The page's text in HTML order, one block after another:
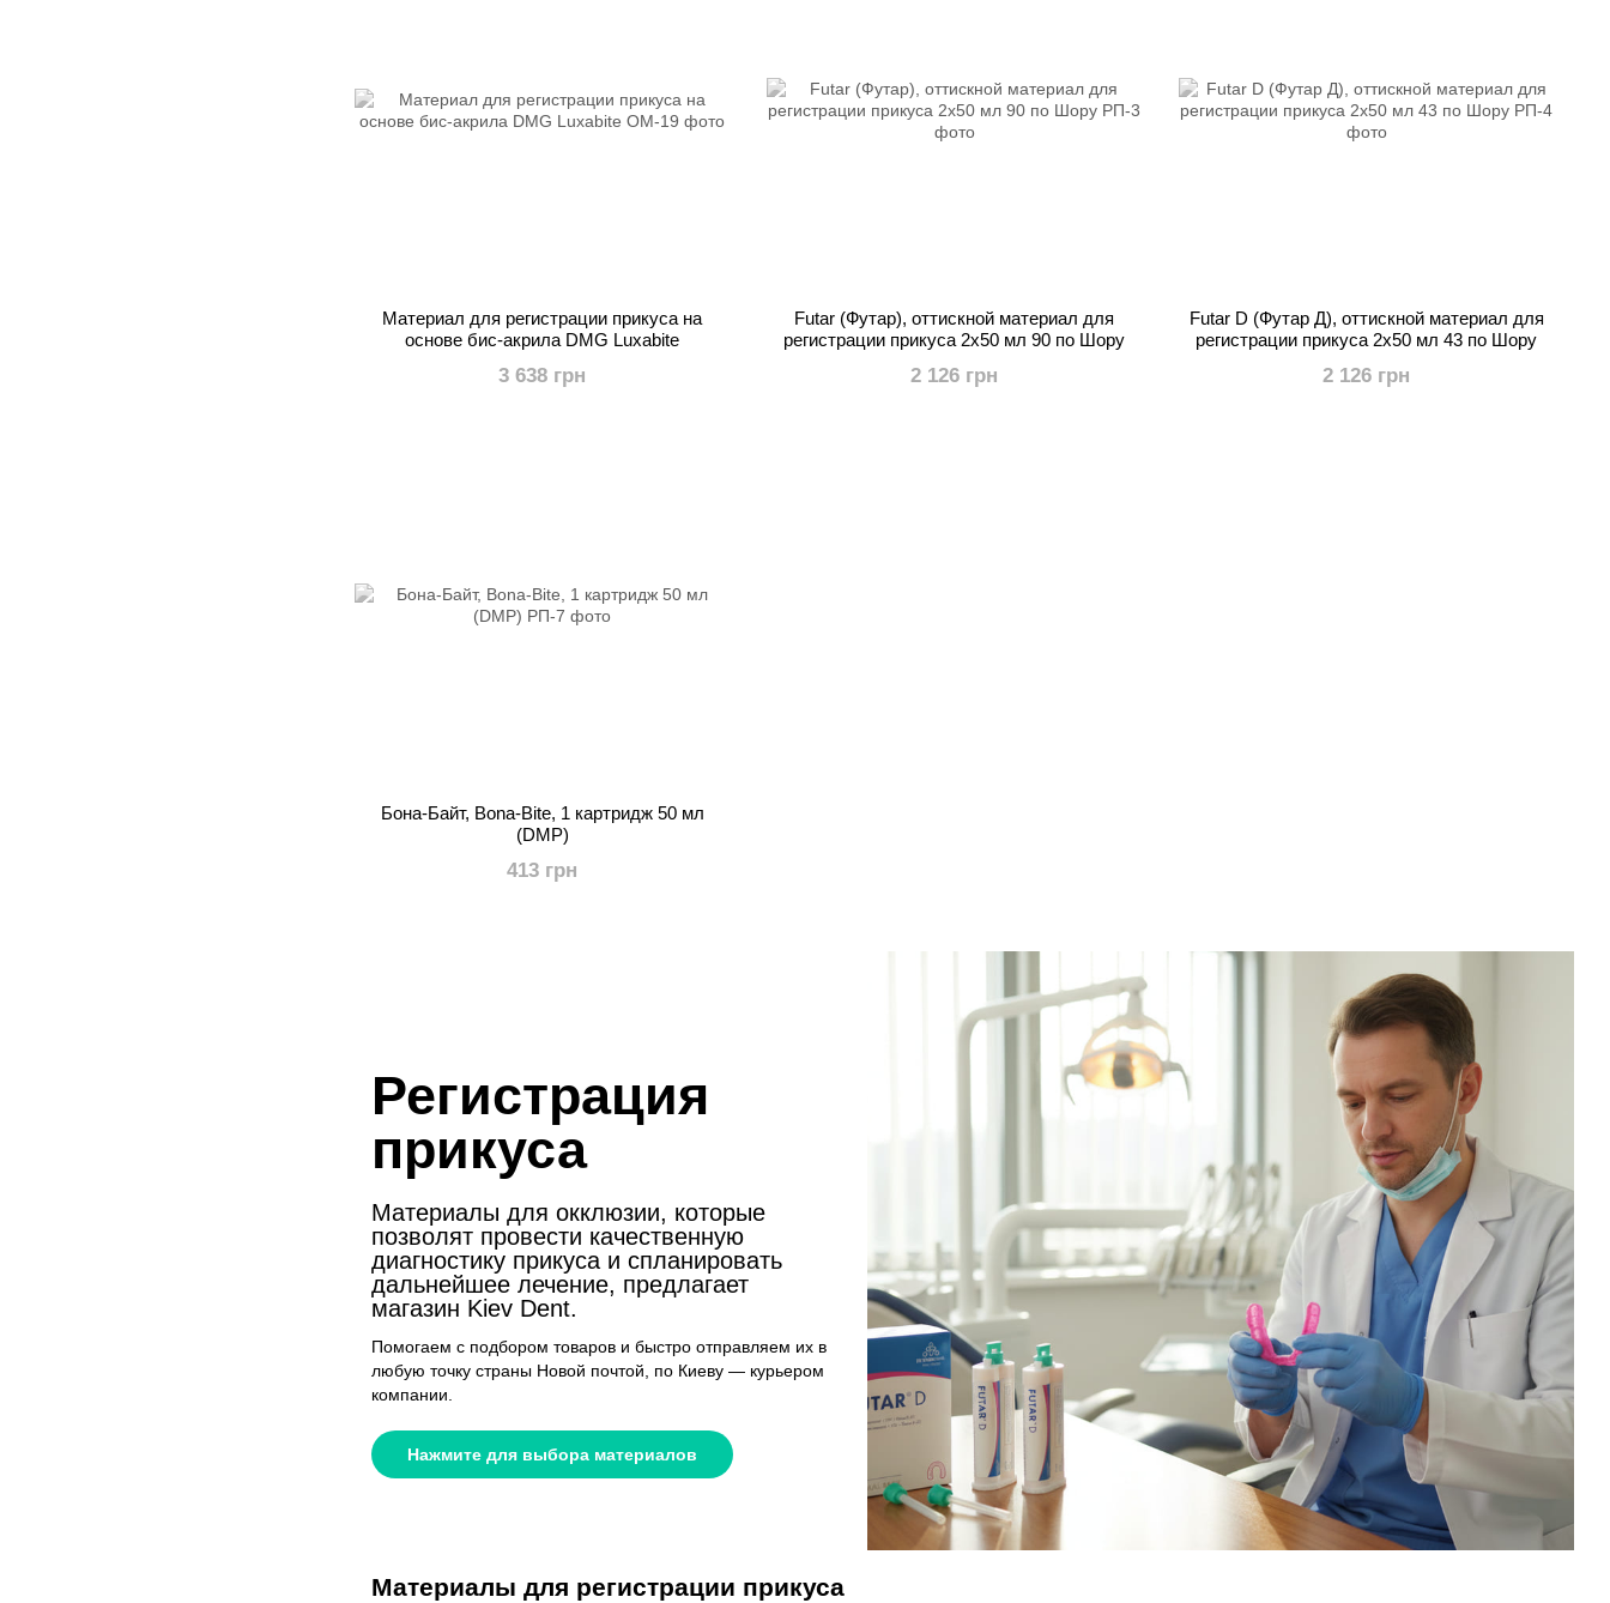
Регистрация
прикуса
Материалы для окклюзии, которые
позволят провести качественную
диагностику прикуса и спланировать
дальнейшее лечение, предлагает
магазин Kiev Dent.
Помогаем с подбором товаров и быстро отправляем их в
любую точку страны Новой почтой, по Киеву — курьером
компании.
Нажмите для выбора материалов
Материалы для регистрации прикуса
Материал для регистрации прикуса на
основе бис-акрила DMG Luxabite
3 638 грн
Futar (Футар), оттискной материал для
регистрации прикуса 2х50 мл 90 по Шору
2 126 грн
Futar D (Футар Д), оттискной материал для
регистрации прикуса 2х50 мл 43 по Шору
2 126 грн
Бона-Байт, Bona-Bite, 1 картридж 50 мл
(DMP)
413 грн